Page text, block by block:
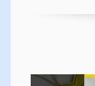
Video